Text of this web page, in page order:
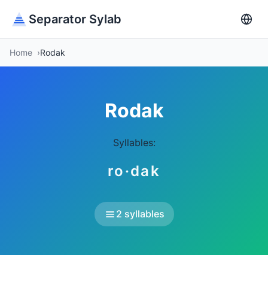
Separator Sylab
Home Rodak
Rodak
Syllables:
ro·dak
2 syllables